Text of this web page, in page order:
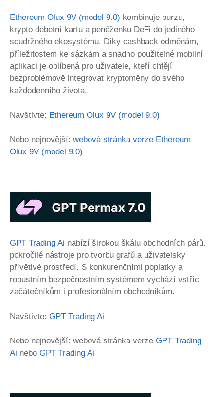
Ethereum Olux 9V (model 9.0) kombinuje burzu,
krypto debetní kartu a peněženku DeFi do jediného
soudržného ekosystému. Díky cashback odměnám,
příležitostem ke sázkám a snadno použitelné mobilní
aplikaci je oblíbená pro uživatele, kteří chtějí
bezproblémově integrovat kryptoměny do svého
každodenního života.
Navštivte: Ethereum Olux 9V (model 9.0)
Nebo nejnovější: webová stránka verze Ethereum
Olux 9V (model 9.0)
GPT Trading Ai nabízí širokou škálu obchodních párů,
pokročilé nástroje pro tvorbu grafů a uživatelsky
přívětivé prostředí. S konkurenčními poplatky a
robustním bezpečnostním systémem vychází vstříc
začátečníkům i profesionálním obchodníkům.
Navštivte: GPT Trading Ai
Nebo nejnovější: webová stránka verze GPT Trading
Ai nebo GPT Trading Ai